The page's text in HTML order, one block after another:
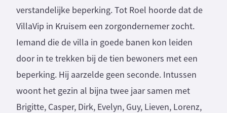
verstandelijke beperking. Tot Roel hoorde dat de
VillaVip in Kruisem een zorgondernemer zocht.
Iemand die de villa in goede banen kon leiden
door in te trekken bij de tien bewoners met een
beperking. Hij aarzelde geen seconde. Intussen
woont het gezin al bijna twee jaar samen met
Brigitte, Casper, Dirk, Evelyn, Guy, Lieven, Lorenz,